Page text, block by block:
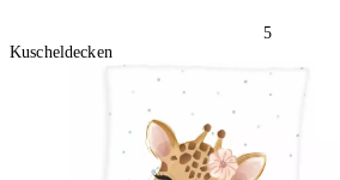
5
Kuscheldecken